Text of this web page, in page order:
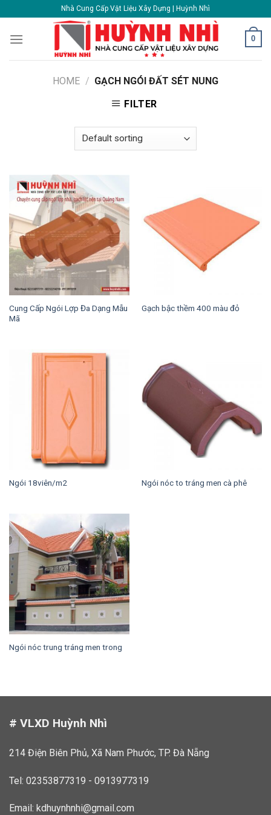
content
Nhà Cung Cấp Vật Liệu Xây Dựng | Huỳnh Nhì
0
HOME / GẠCH NGÓI ĐẤT SÉT NUNG
FILTER
Cung Cấp Ngói Lợp Đa Dạng Mẫu
Mã
Gạch bậc thềm 400 màu đỏ
Ngói 18viên/m2 Ngói nóc to tráng men cà phê
Ngói nóc trung tráng men trong
# VLXD Huỳnh Nhì
214 Điện Biên Phủ, Xã Nam Phước, TP. Đà Nẵng
Tel: 02353877319 - 0913977319
Email: kdhuynhnhi@gmail.com